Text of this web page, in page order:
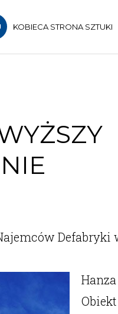
KOBIECA STRONA SZTUKI
Defabryki